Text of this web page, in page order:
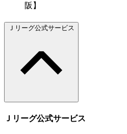
阪】
Ｊリーグ公式サービス
Ｊリーグ公式サービス